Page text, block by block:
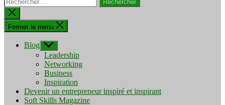
Fermer
la
recherche
Fermer le menu
Blog Afficher
le
sous-
menu
Leadership
Networking
Business
Inspiration
Devenir un entrepreneur inspiré et inspirant
Soft Skills Magazine